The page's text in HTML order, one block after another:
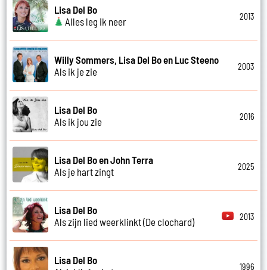
Lisa Del Bo
Alles leg ik neer
2013
Willy Sommers, Lisa Del Bo en Luc Steeno
Als ik je zie
2003
Lisa Del Bo
Als ik jou zie
2016
Lisa Del Bo en John Terra
Als je hart zingt
2025
Lisa Del Bo
Als zijn lied weerklinkt (De clochard)
2013
Lisa Del Bo
1996